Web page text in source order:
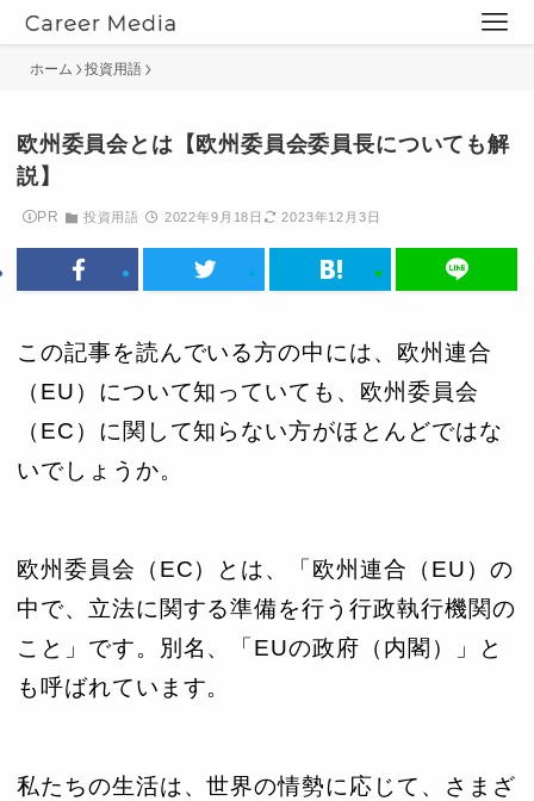
ホーム 投資用語
欧州委員会とは【欧州委員会委員長についても解
説】
PR 投資用語 2022年9月18日 2023年12月3日
この記事を読んでいる方の中には、欧州連合
（EU）について知っていても、欧州委員会
（EC）に関して知らない方がほとんどではな
いでしょうか。
欧州委員会（EC）とは、「欧州連合（EU）の
中で、立法に関する準備を行う行政執行機関の
こと」です。別名、「EUの政府（内閣）」と
も呼ばれています。
私たちの生活は、世界の情勢に応じて、さまざ